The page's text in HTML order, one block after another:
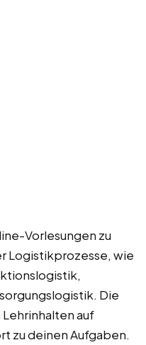
Vorlesungen zu
Logistikprozesse, wie
Die
auf
zu deinen Aufgaben.